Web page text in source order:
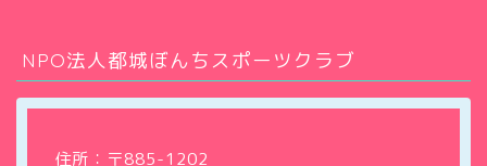
NPO法人都城ぼんちスポーツクラブ
住所：〒885-1202
ホーム